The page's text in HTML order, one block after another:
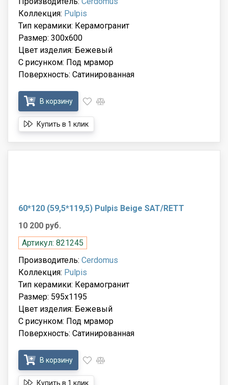
Коллекция: Pulpis
Тип керамики: Керамогранит
Размер: 300x600
Цвет изделия: Бежевый
С рисунком: Под мрамор
Поверхность: Сатинированная
В корзину
Купить в 1 клик
60*120 (59,5*119,5) Pulpis Beige SAT/RETT
10 200 руб.
Артикул: 821245
Производитель: Cerdomus
Коллекция: Pulpis
Тип керамики: Керамогранит
Размер: 595x1195
Цвет изделия: Бежевый
С рисунком: Под мрамор
Поверхность: Сатинированная
В корзину
Купить в 1 клик